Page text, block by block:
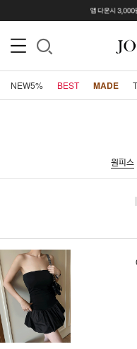
NEW5% BEST MADE
원피스